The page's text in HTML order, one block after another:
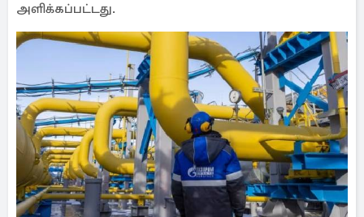
அளிக்கப்பட்டது.